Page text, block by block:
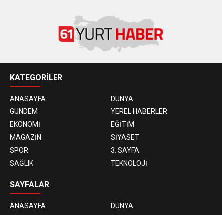
KATEGORİLER
ANASAYFA
DÜNYA
GÜNDEM
YEREL HABERLER
EKONOMİ
EĞİTİM
MAGAZİN
SİYASET
SPOR
3. SAYFA
SAĞLIK
TEKNOLOJİ
SAYFALAR
ANASAYFA
DÜNYA